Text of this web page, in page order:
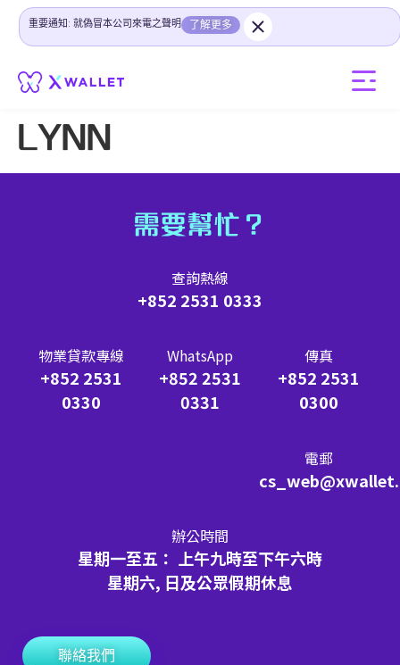
重要通知: 就偽冒本公司來電之聲明 了解更多
LYNN
需要幫忙？
查詢熱線
+852 2531 0333
物業貸款專線
+852 2531
0330
WhatsApp
+852 2531
0331
傳真
+852 2531
0300
電郵
辦公時間
星期一至五： 上午九時至下午六時
星期六, 日及公眾假期休息
聯絡我們